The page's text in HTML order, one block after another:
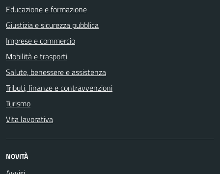
Educazione e formazione
Giustizia e sicurezza pubblica
Imprese e commercio
Mobilità e trasporti
Salute, benessere e assistenza
Tributi, finanze e contravvenzioni
Turismo
Vita lavorativa
NOVITÀ